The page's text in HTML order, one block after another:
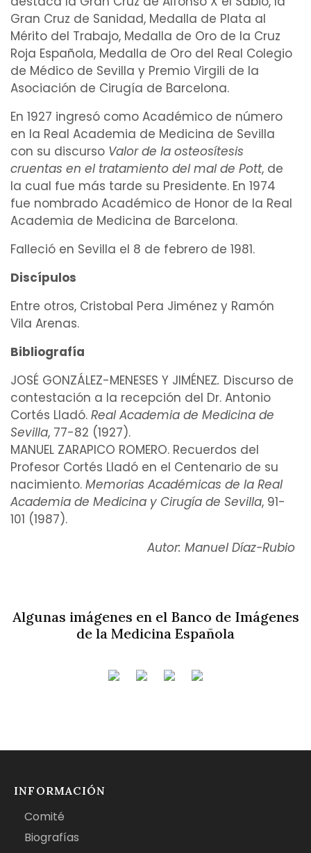
Gran Cruz de Sanidad, Medalla de Plata al
Mérito del Trabajo, Medalla de Oro de la Cruz
Roja Española, Medalla de Oro del Real Colegio
de Médico de Sevilla y Premio Virgili de la
Asociación de Cirugía de Barcelona.
En 1927 ingresó como Académico de número
en la Real Academia de Medicina de Sevilla
con su discurso Valor de la osteosítesis
cruentas en el tratamiento del mal de Pott, de
la cual fue más tarde su Presidente. En 1974
fue nombrado Académico de Honor de la Real
Academia de Medicina de Barcelona.
Falleció en Sevilla el 8 de febrero de 1981.
Discípulos
Entre otros, Cristobal Pera Jiménez y Ramón
Vila Arenas.
Bibliografía
JOSÉ GONZÁLEZ-MENESES Y JIMÉNEZ. Discurso de
contestación a la recepción del Dr. Antonio
Cortés Lladó. Real Academia de Medicina de
Sevilla, 77-82 (1927).
MANUEL ZARAPICO ROMERO. Recuerdos del
Profesor Cortés Lladó en el Centenario de su
nacimiento. Memorias Académicas de la Real
Academia de Medicina y Cirugía de Sevilla, 91-
101 (1987).
Autor: Manuel Díaz-Rubio
Algunas imágenes en el Banco de Imágenes
de la Medicina Española
INFORMACIÓN
Comité
Biografías